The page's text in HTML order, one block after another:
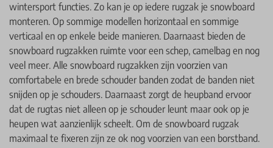
wintersport functies. Zo kan je op iedere rugzak je snowboard
monteren. Op sommige modellen horizontaal en sommige
verticaal en op enkele beide manieren. Daarnaast bieden de
snowboard rugzakken ruimte voor een schep, camelbag en nog
veel meer. Alle snowboard rugzakken zijn voorzien van
comfortabele en brede schouder banden zodat de banden niet
snijden op je schouders. Daarnaast zorgt de heupband ervoor
dat de rugtas niet alleen op je schouder leunt maar ook op je
heupen wat aanzienlijk scheelt. Om de snowboard rugzak
maximaal te fixeren zijn ze ok nog voorzien van een borstband.